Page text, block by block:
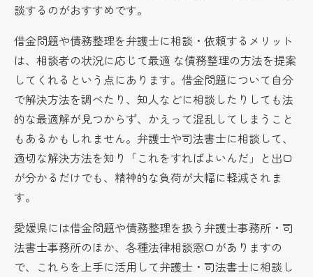
談するのがおすすめです。
借金問題や債務整理を弁護士に相談・依頼するメリット
は、相談者の状況に応じて最適 な債務整理の方法を提案
してくれるという点にあります。借金問題について自分
で解決方法を調べたり、知人などに相談したりしても法
的な最適解が見つからず、かえって混乱してしまうこと
もあるかもしれません。弁護士や司法書士に相談して、
適切な解決方法を知り「これをすればよいんだ」と出口
が分かるだけでも、精神的な負荷が大幅に軽減されま
す。
愛媛県には借金問題や債務整理を扱う弁護士事務所・司
法書士事務所のほか、各種法律相談窓口がありますの
で、これらを上手に活用して弁護士・司法書士に相談し